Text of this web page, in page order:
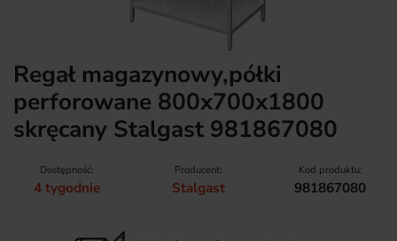
Regał magazynowy,półki
perforowane 800x700x1800
skręcany Stalgast 981867080
Dostępność:
4 tygodnie
Producent:
Stalgast
Kod produktu:
981867080